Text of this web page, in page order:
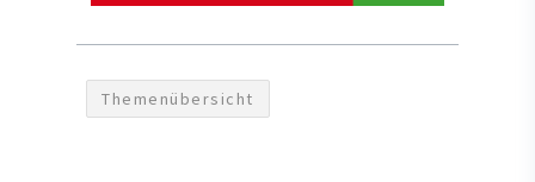
Themenübersicht